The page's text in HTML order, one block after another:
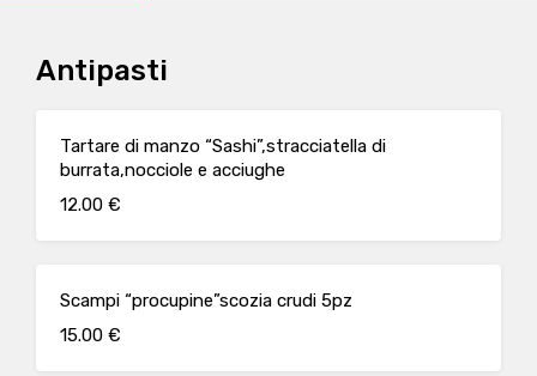
Antipasti
Tartare di manzo “Sashi”,stracciatella di
burrata,nocciole e acciughe
12.00 €
Scampi “procupine”scozia crudi 5pz
15.00 €